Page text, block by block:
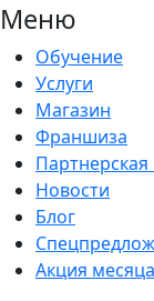
Меню
Обучение
Услуги
Магазин
Франшиза
Новости
Блог
Акция месяца